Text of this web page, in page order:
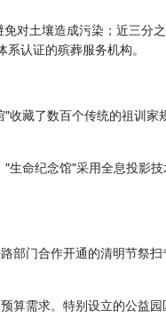
对土壤造成污染；近三分
认证的殡葬服务机构。
收藏了数百个传统的祖训家
生命纪念馆"采用全息投影
部门合作开通的清明节祭
算需求。特别设立的公益